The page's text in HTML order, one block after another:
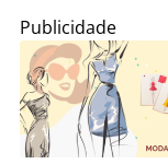
Publicidade